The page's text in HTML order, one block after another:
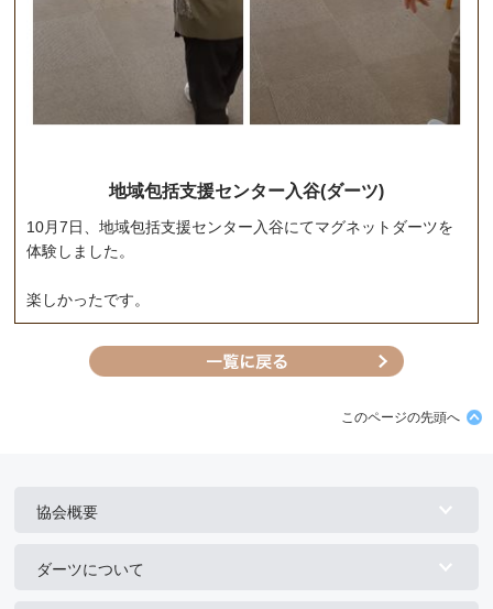
地域包括支援センター入谷(ダーツ)
10月7日、地域包括支援センター入谷にてマグネットダーツを
体験しました。
楽しかったです。
このページの先頭へ
協会概要
ダーツについて